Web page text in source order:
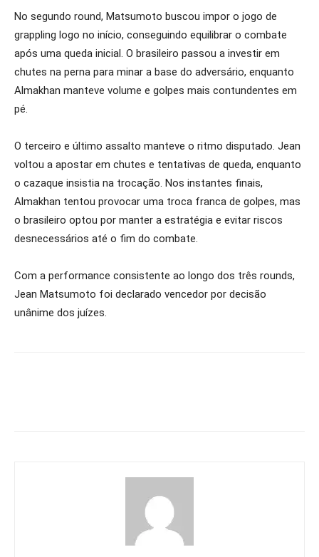
No segundo round, Matsumoto buscou impor o jogo de
grappling logo no início, conseguindo equilibrar o combate
após uma queda inicial. O brasileiro passou a investir em
chutes na perna para minar a base do adversário, enquanto
Almakhan manteve volume e golpes mais contundentes em
pé.
O terceiro e último assalto manteve o ritmo disputado. Jean
voltou a apostar em chutes e tentativas de queda, enquanto
o cazaque insistia na trocação. Nos instantes finais,
Almakhan tentou provocar uma troca franca de golpes, mas
o brasileiro optou por manter a estratégia e evitar riscos
desnecessários até o fim do combate.
Com a performance consistente ao longo dos três rounds,
Jean Matsumoto foi declarado vencedor por decisão
unânime dos juízes.